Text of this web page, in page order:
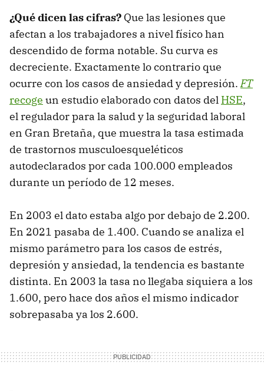
¿Qué dicen las cifras? Que las lesiones que
afectan a los trabajadores a nivel físico han
descendido de forma notable. Su curva es
decreciente. Exactamente lo contrario que
ocurre con los casos de ansiedad y depresión.FT
recoge un estudio elaborado con datos del HSE,
el regulador para la salud y la seguridad laboral
en Gran Bretaña, que muestra la tasa estimada
de trastornos musculoesqueléticos
autodeclarados por cada 100.000 empleados
durante un período de 12 meses.
En 2003 el dato estaba algo por debajo de 2.200.
En 2021 pasaba de 1.400. Cuando se analiza el
mismo parámetro para los casos de estrés,
depresión y ansiedad, la tendencia es bastante
distinta. En 2003 la tasa no llegaba siquiera a los
1.600, pero hace dos años el mismo indicador
sobrepasaba ya los 2.600.